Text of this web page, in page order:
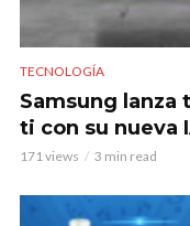
TECNOLOGÍA
Samsung lanza
ti con su nueva
171 views 3 min read